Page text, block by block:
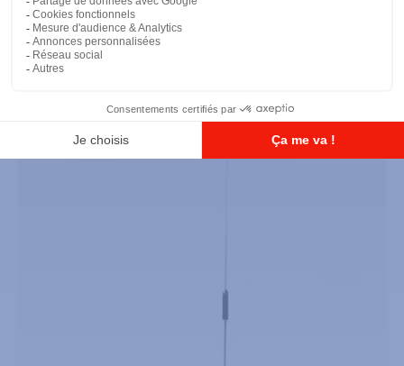
Accessoires général
UHF 3.5dB Gain Through-hole Mount
Antenna, 470-494 MHz